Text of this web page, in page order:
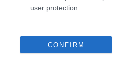
user protection.
CONFIRM
Κατώτατος μισθός: